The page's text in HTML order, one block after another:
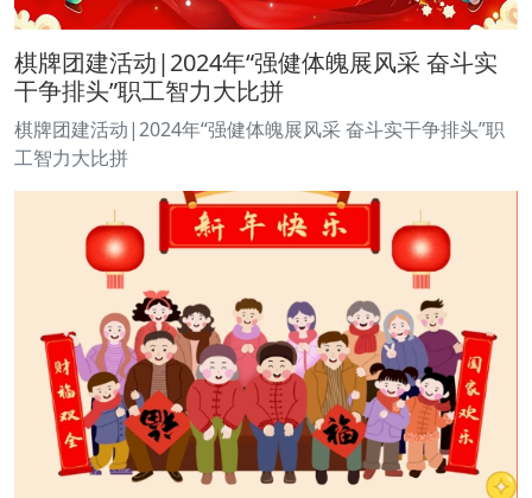
棋牌团建活动|2024年“强健体魄展风采 奋斗实
干争排头”职工智力大比拼
棋牌团建活动|2024年“强健体魄展风采 奋斗实干争排头”职
工智力大比拼